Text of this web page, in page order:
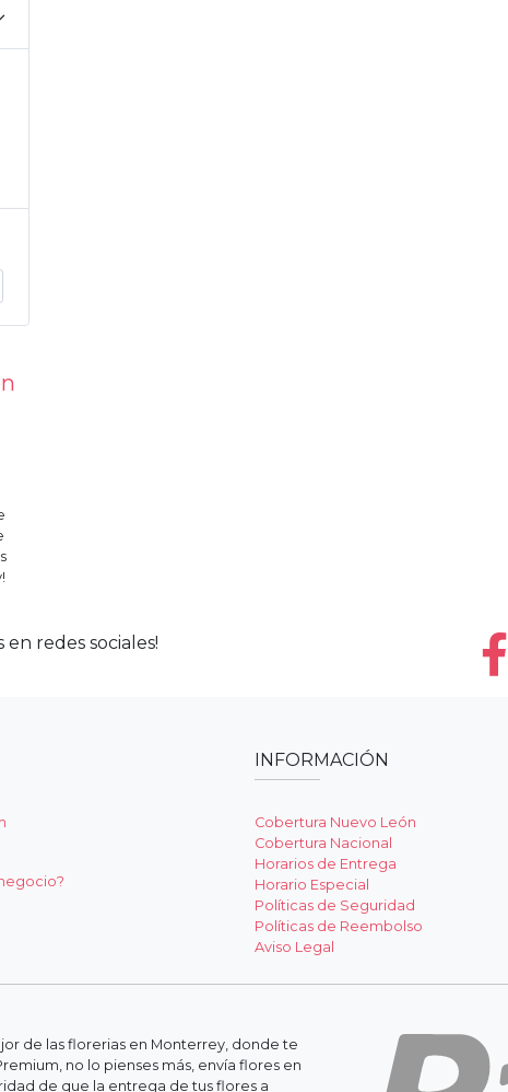
en redes sociales!
INFORMACIÓN
Cobertura Nuevo León
Cobertura Nacional
Horarios de Entrega
Horario Especial
Políticas de Seguridad
Políticas de Reembolso
Aviso Legal
de las florerias en Monterrey, donde te
no lo pienses más, envía flores en
de que la entrega de tus flores a